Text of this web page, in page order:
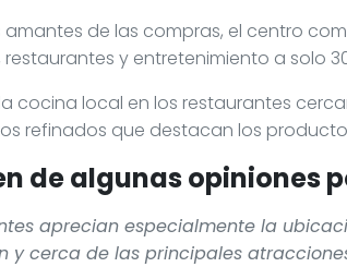
amantes de las compras, el centro
restaurantes y entretenimiento a solo
cocina local en los restaurantes
refinados que destacan los
de algunas opiniones
aprecian especialmente la
y cerca de las principales